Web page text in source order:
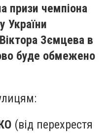
призи чемпіона
України
Зємцева в
буде обмежено
(від перехрестя